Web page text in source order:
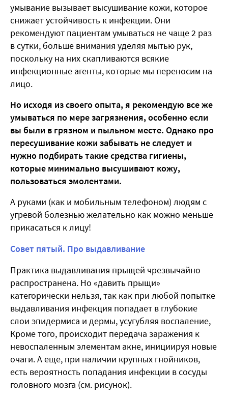
умывание вызывает высушивание кожи, которое
снижает устойчивость к инфекции. Они
рекомендуют пациентам умываться не чаще 2 раз
в сутки, больше внимания уделяя мытью рук,
поскольку на них скапливаются всякие
инфекционные агенты, которые мы переносим на
лицо.
Но исходя из своего опыта, я рекомендую все же
умываться по мере загрязнения, особенно если
вы были в грязном и пыльном месте. Однако про
пересушивание кожи забывать не следует и
нужно подбирать такие средства гигиены,
которые минимально высушивают кожу,
пользоваться эмолентами.
А руками (как и мобильным телефоном) людям с
угревой болезнью желательно как можно меньше
прикасаться к лицу!
Совет пятый. Про выдавливание
Практика выдавливания прыщей чрезвычайно
распространена. Но «давить прыщи»
категорически нельзя, так как при любой попытке
выдавливания инфекция попадает в глубокие
слои эпидермиса и дермы, усугубляя воспаление,
Кроме того, происходит передача заражения к
невоспаленным элементам акне, инициируя новые
очаги. А еще, при наличии крупных гнойников,
есть вероятность попадания инфекции в сосуды
головного мозга (см. рисунок).